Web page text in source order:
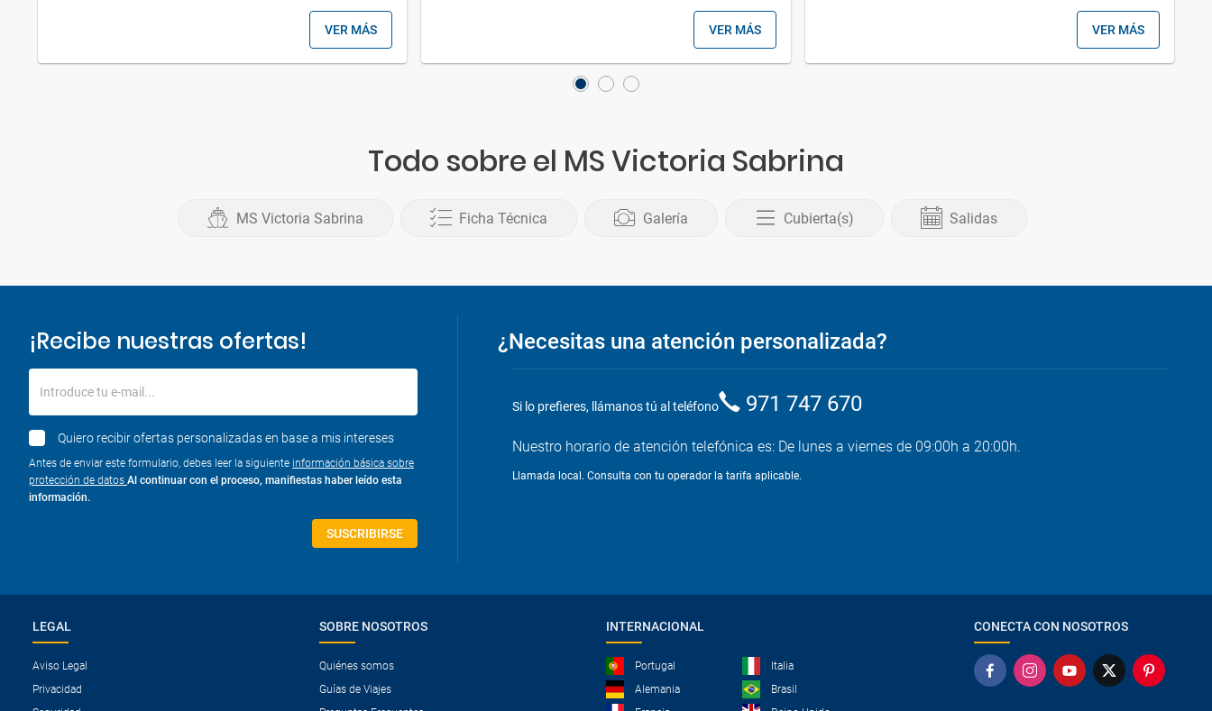
VER MÁS VER MÁS VER MÁS
Todo sobre el MS Victoria Sabrina
MS Victoria Sabrina Ficha Técnica Galería Cubierta(s) Salidas
¡Recibe nuestras ofertas!
Introduce tu e-mail...
Quiero recibir ofertas personalizadas en base a mis intereses
Antes de enviar este formulario, debes leer la siguiente información básica sobre
protección de datos Al continuar con el proceso, manifiestas haber leído esta
información.
SUSCRIBIRSE
¿Necesitas una atención personalizada?
Si lo prefieres, llámanos tú al teléfono 971 747 670
Nuestro horario de atención telefónica es: De lunes a viernes de 09:00h a 20:00h.
Llamada local. Consulta con tu operador la tarifa aplicable.
LEGAL
Aviso Legal
Privacidad
SOBRE NOSOTROS
Quiénes somos
Guías de Viajes
INTERNACIONAL
Portugal
Italia
Alemania
Brasil
CONECTA CON NOSOTROS